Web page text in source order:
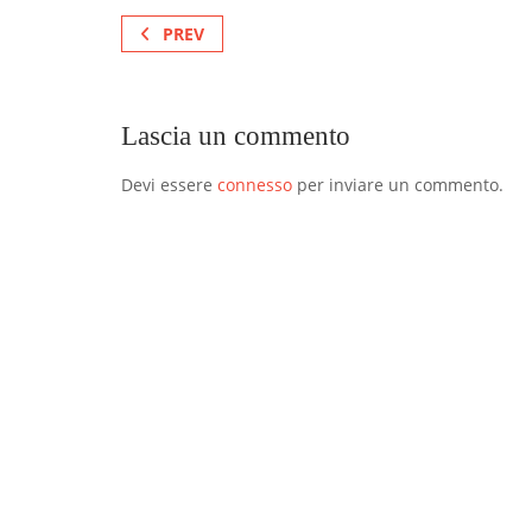
PREV
Lascia un commento
Devi essere connesso per inviare un commento.